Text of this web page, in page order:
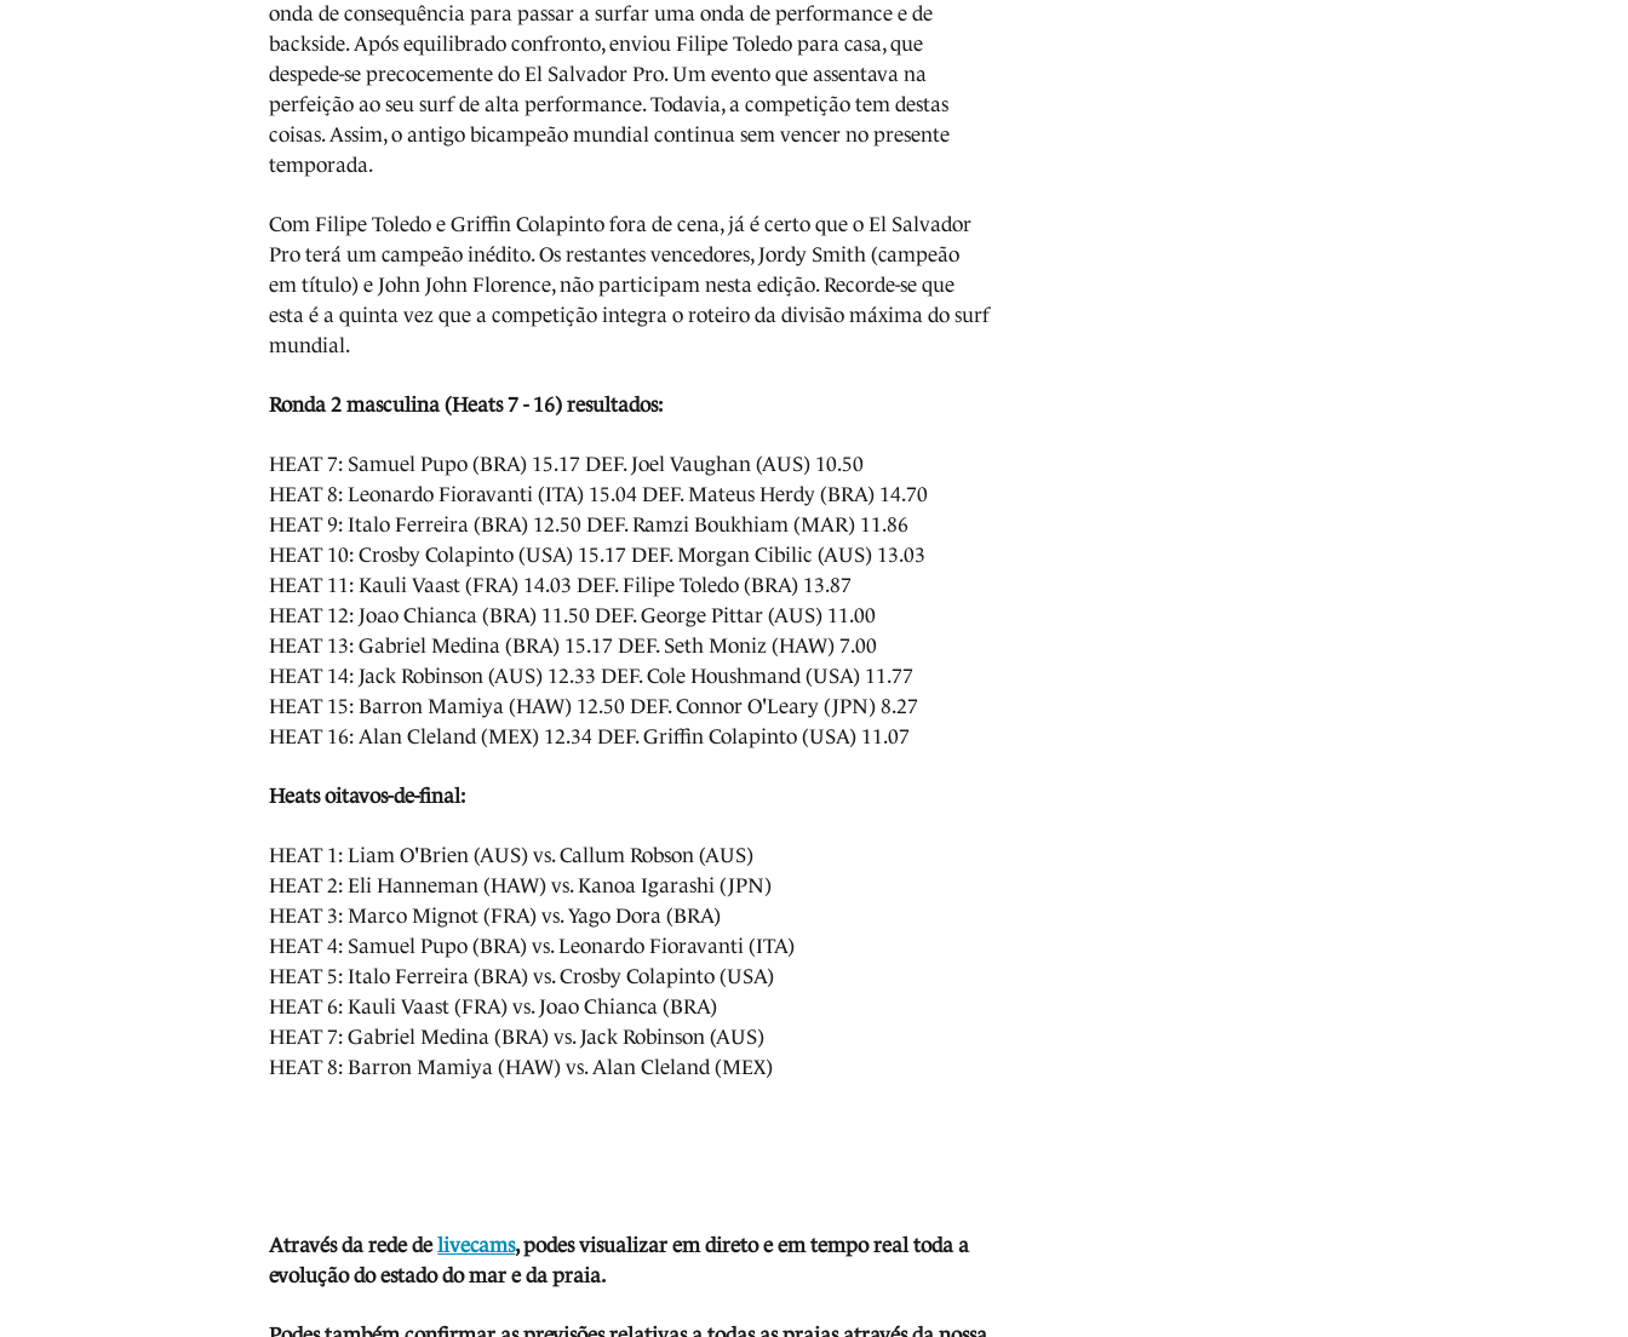
onda de consequência para passar a surfar uma onda de performance e de
backside. Após equilibrado confronto, enviou Filipe Toledo para casa, que
despede-se precocemente do El Salvador Pro. Um evento que assentava na
perfeição ao seu surf de alta performance. Todavia, a competição tem destas
coisas. Assim, o antigo bicampeão mundial continua sem vencer no presente
temporada.
Com Filipe Toledo e Griffin Colapinto fora de cena, já é certo que o El Salvador
Pro terá um campeão inédito. Os restantes vencedores, Jordy Smith (campeão
em título) e John John Florence, não participam nesta edição. Recorde-se que
esta é a quinta vez que a competição integra o roteiro da divisão máxima do surf
mundial.
Ronda 2 masculina (Heats 7 - 16) resultados:
HEAT 7: Samuel Pupo (BRA) 15.17 DEF. Joel Vaughan (AUS) 10.50
HEAT 8: Leonardo Fioravanti (ITA) 15.04 DEF. Mateus Herdy (BRA) 14.70
HEAT 9: Italo Ferreira (BRA) 12.50 DEF. Ramzi Boukhiam (MAR) 11.86
HEAT 10: Crosby Colapinto (USA) 15.17 DEF. Morgan Cibilic (AUS) 13.03
HEAT 11: Kauli Vaast (FRA) 14.03 DEF. Filipe Toledo (BRA) 13.87
HEAT 12: Joao Chianca (BRA) 11.50 DEF. George Pittar (AUS) 11.00
HEAT 13: Gabriel Medina (BRA) 15.17 DEF. Seth Moniz (HAW) 7.00
HEAT 14: Jack Robinson (AUS) 12.33 DEF. Cole Houshmand (USA) 11.77
HEAT 15: Barron Mamiya (HAW) 12.50 DEF. Connor O'Leary (JPN) 8.27
HEAT 16: Alan Cleland (MEX) 12.34 DEF. Griffin Colapinto (USA) 11.07
Heats oitavos-de-final:
HEAT 1: Liam O'Brien (AUS) vs. Callum Robson (AUS)
HEAT 2: Eli Hanneman (HAW) vs. Kanoa Igarashi (JPN)
HEAT 3: Marco Mignot (FRA) vs. Yago Dora (BRA)
HEAT 4: Samuel Pupo (BRA) vs. Leonardo Fioravanti (ITA)
HEAT 5: Italo Ferreira (BRA) vs. Crosby Colapinto (USA)
HEAT 6: Kauli Vaast (FRA) vs. Joao Chianca (BRA)
HEAT 7: Gabriel Medina (BRA) vs. Jack Robinson (AUS)
HEAT 8: Barron Mamiya (HAW) vs. Alan Cleland (MEX)
Através da rede delivecams, podes visualizar em direto e em tempo real toda a
evolução do estado do mar e da praia.